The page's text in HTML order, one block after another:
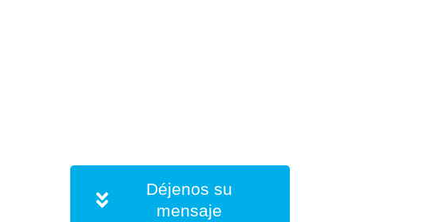
Déjenos su
mensaje